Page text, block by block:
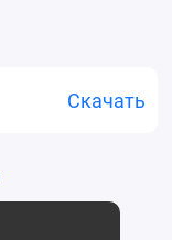
Скачать